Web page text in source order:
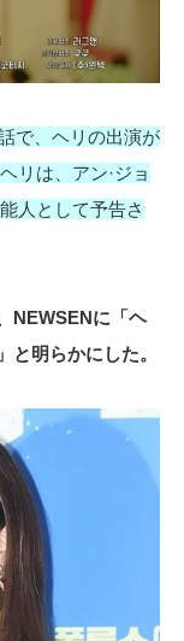
で、ヘリの出演が
リは、アン·ジョ
人として予告さ
NEWSENに「ヘ
と明らかにした。